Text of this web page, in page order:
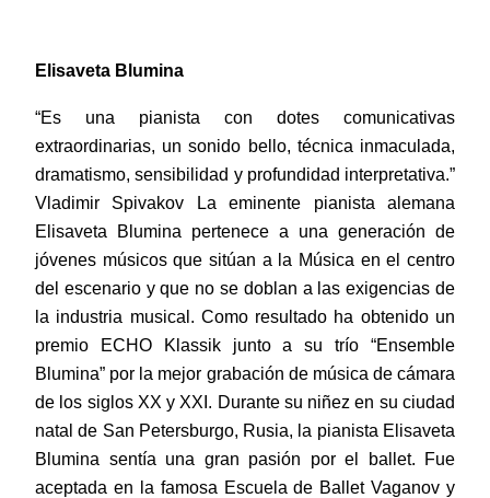
Elisaveta Blumina
“Es una pianista con dotes comunicativas
extraordinarias, un sonido bello, técnica inmaculada,
dramatismo, sensibilidad y profundidad interpretativa.”
Vladimir Spivakov La eminente pianista alemana
Elisaveta Blumina pertenece a una generación de
jóvenes músicos que sitúan a la Música en el centro
del escenario y que no se doblan a las exigencias de
la industria musical. Como resultado ha obtenido un
premio ECHO Klassik junto a su trío “Ensemble
Blumina” por la mejor grabación de música de cámara
de los siglos XX y XXI. Durante su niñez en su ciudad
natal de San Petersburgo, Rusia, la pianista Elisaveta
Blumina sentía una gran pasión por el ballet. Fue
aceptada en la famosa Escuela de Ballet Vaganov y